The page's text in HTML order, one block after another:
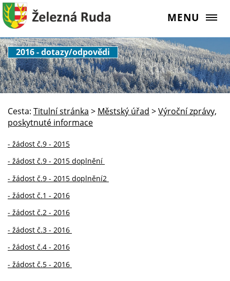
MENU
2016 - dotazy/odpovědi
Cesta: Titulní stránka > Městský úřad >Výroční zprávy,
poskytnuté informace
- žádost č.9 - 2015
- žádost č.9 - 2015 doplnění
- žádost č.9 - 2015 doplnění2
- žádost č.1 - 2016
- žádost č.2 - 2016
- žádost č.3 - 2016
- žádost č.4 - 2016
- žádost č.5 - 2016